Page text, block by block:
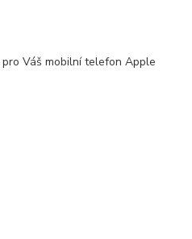
Váš mobilní telefon Apple